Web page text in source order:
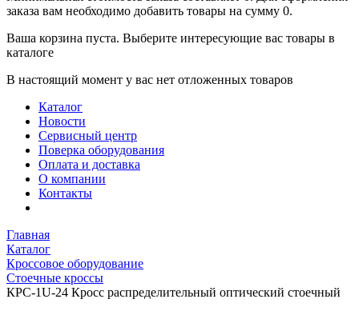
заказа вам необходимо добавить товары на сумму 0.
Ваша корзина пуста. Выберите интересующие вас товары в
каталоге
В настоящий момент у вас нет отложенных товаров
Каталог
Новости
Сервисный центр
Поверка оборудования
Оплата и доставка
О компании
Контакты
Главная
Каталог
Кроссовое оборудование
Стоечные кроссы
КРС-1U-24 Кросс распределительный оптический стоечный